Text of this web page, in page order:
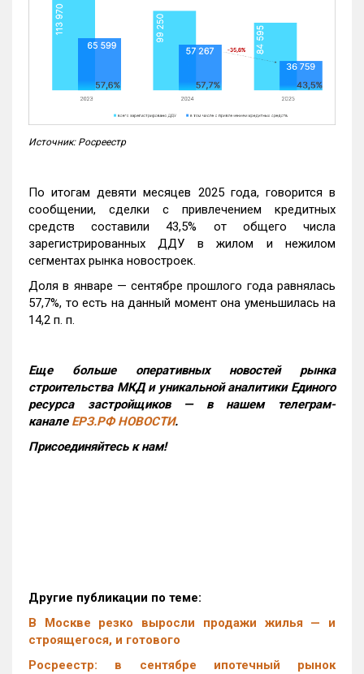
Источник: Росреестр
По итогам девяти месяцев 2025 года, говорится в
сообщении, сделки с привлечением кредитных
средств составили 43,5% от общего числа
зарегистрированных ДДУ в жилом и нежилом
сегментах рынка новостроек.
Доля в январе — сентябре прошлого года равнялась
57,7%, то есть на данный момент она уменьшилась на
14,2 п. п.
Еще больше оперативных новостей рынка
строительства МКД и уникальной аналитики Единого
ресурса застройщиков — в нашем телеграм-
канале ЕРЗ.РФ НОВОСТИ.
Присоединяйтесь к нам!
Другие публикации по теме:
В Москве резко выросли продажи жилья — и
строящегося, и готового
Росреестр: в сентябре ипотечный рынок